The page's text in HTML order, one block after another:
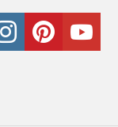
instagrampinterestyoutube